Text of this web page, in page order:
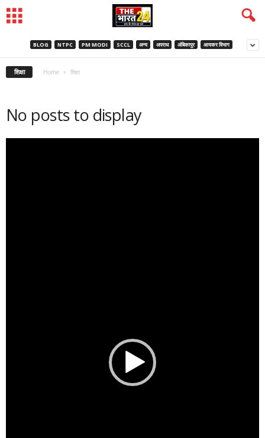
BLOG NTPC PM MODI SCCL अन्य अपराध अंबिकापुर आयकर विभाग
शिक्षा Home शिक्षा
No posts to display